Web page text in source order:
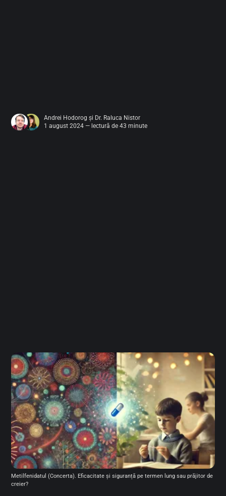
Andrei Hodorog și Dr. Raluca Nistor
1 august 2024 — lectură de 43 minute
Metilfenidatul (Concerta). Eficacitate și siguranță pe termen lung sau prăjitor de
creier?